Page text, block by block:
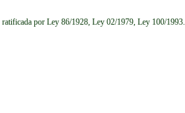
por Ley 86/1928, Ley 02/1979, Ley 100/1993.